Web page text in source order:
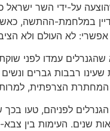
על-ידי השר ישראל
במלחמת-ההתשה,
אפשרי: לא העולם ולא
עמדו לפני
רבבות גברים
הצרפתית, למרות
הגנרלים לפניהם, טעו
שנים. העימות בין צבא-